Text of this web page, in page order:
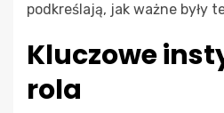
podkreślają, jak ważne były
Kluczowe
rola